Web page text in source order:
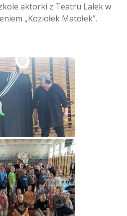
aktorki z Teatru Lalek w
„Koziołek Matołek”.